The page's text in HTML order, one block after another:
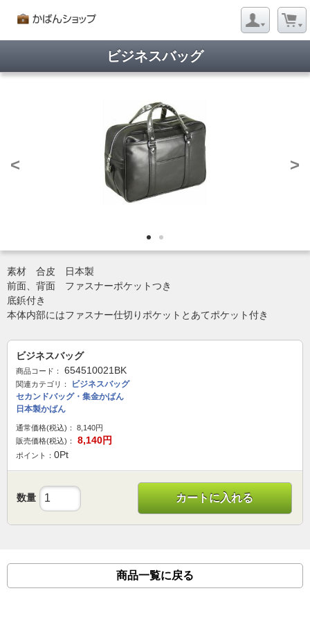
ビジネスバッグ
< >
素材 合皮 日本製
前面、背面 ファスナーポケットつき
底鋲付き
本体内部にはファスナー仕切りポケットとあてポケット付き
ビジネスバッグ
商品コード： 654510021BK
関連カテゴリ：
ビジネスバッグ
セカンドバッグ・集金かばん
日本製かばん
通常価格(税込)： 8,140円
販売価格(税込)：
8,140円
ポイント： 0Pt
数量 カートに入れる
商品一覧に戻る